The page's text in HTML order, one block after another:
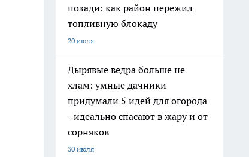
позади: как район пережил
топливную блокаду
20 июля
Дырявые ведра больше не
хлам: умные дачники
придумали 5 идей для огорода
- идеально спасают в жару и от
сорняков
30 июля